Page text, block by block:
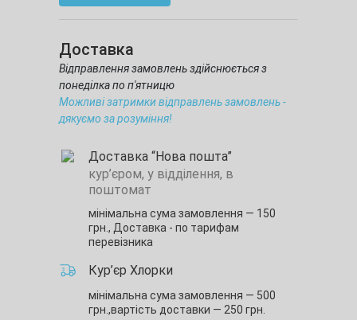
Доставка
Відправлення замовлень здійснюється з
понеділка по п'ятницю
Можливі затримки відправлень замовлень -
дякуємо за розуміння!
Доставка “Нова пошта”
кур’єром, у відділення, в
поштомат
мінімальна сума замовлення — 150
грн., Доставка - по тарифам
перевізника
Кур’єр Хлорки
мінімальна сума замовлення — 500
грн.,вартість доставки — 250 грн.